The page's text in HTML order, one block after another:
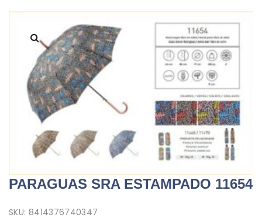
PARAGUAS SRA ESTAMPADO 11654
SKU: 8414376740347